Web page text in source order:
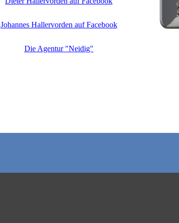
Johannes Hallervorden auf Facebook
Die Agentur "Neidig"